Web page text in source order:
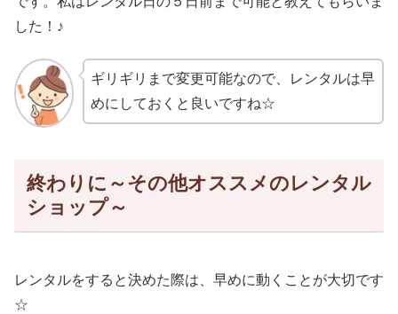
した！♪
ギリギリまで変更可能なので、レンタルは早
めにしておくと良いですね☆
終わりに～その他オススメのレンタル
ショップ～
レンタルをすると決めた際は、早めに動くことが大切です
☆